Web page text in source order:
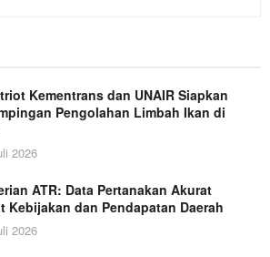
Kementrans dan UNAIR Siapkan
Pengolahan Limbah Ikan di
2026
ATR: Data Pertanakan Akurat
Kebijakan dan Pendapatan Daerah
2026